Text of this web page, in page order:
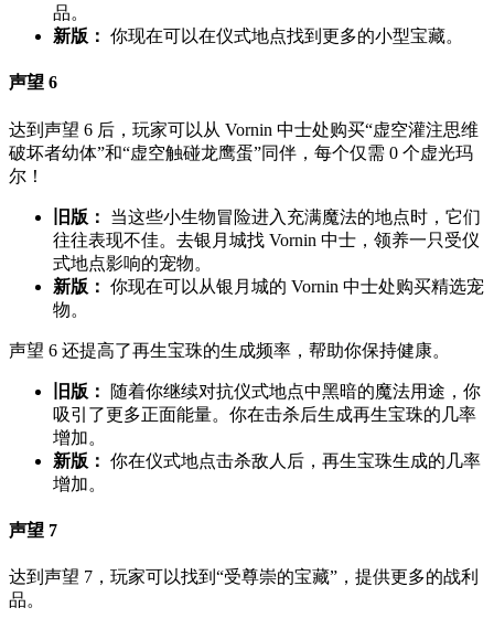
品。
新版： 你现在可以在仪式地点找到更多的小型宝藏。
声望 6
达到声望 6 后，玩家可以从 Vornin 中士处购买“虚空灌注思维
破坏者幼体”和“虚空触碰龙鹰蛋”同伴，每个仅需 0 个虚光玛
尔！
旧版：
当这些小生物冒险进入充满魔法的地点时，它们
往往表现不佳。去银月城找 Vornin 中士，领养一只受仪
式地点影响的宠物。
新版： 你现在可以从银月城的 Vornin 中士处购买精选宠
物。
声望 6 还提高了再生宝珠的生成频率，帮助你保持健康。
旧版：
随着你继续对抗仪式地点中黑暗的魔法用途，你
吸引了更多正面能量。你在击杀后生成再生宝珠的几率
增加。
新版： 你在仪式地点击杀敌人后，再生宝珠生成的几率
增加。
声望 7
达到声望 7，玩家可以找到“受尊崇的宝藏”，提供更多的战利
品。